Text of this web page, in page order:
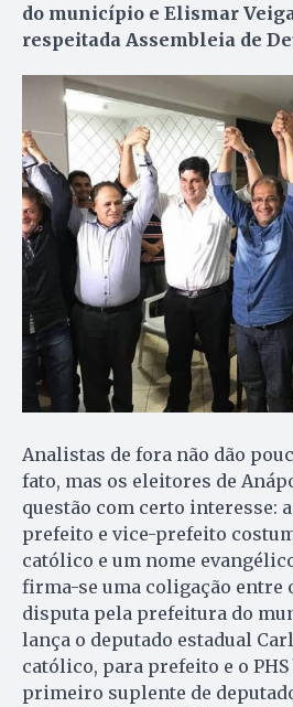
do município e Elismar
respeitada Assembleia de
Analistas de fora não dão
fato, mas os eleitores de
questão com certo interesse:
prefeito e vice-prefeito
católico e um nome
firma-se uma coligação entre o
disputa pela prefeitura do
lança o deputado estadual
católico, para prefeito e o
primeiro suplente de